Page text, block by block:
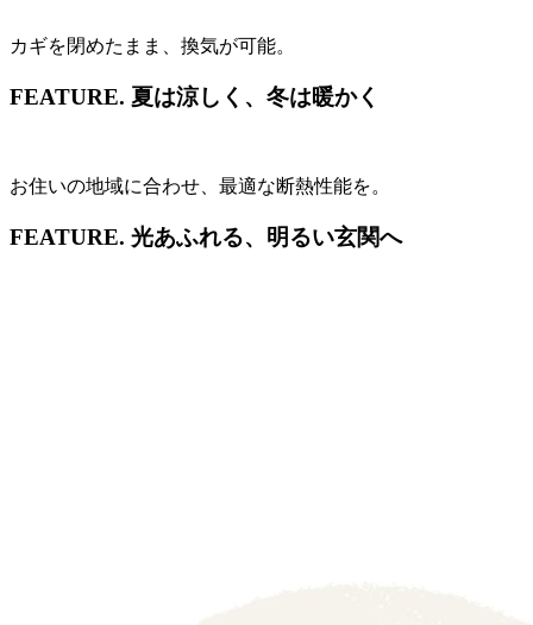
カギを閉めたまま、換気が可能。
FEATURE. 夏は涼しく、冬は暖かく
お住いの地域に合わせ、最適な断熱性能を。
FEATURE. 光あふれる、明るい玄関へ